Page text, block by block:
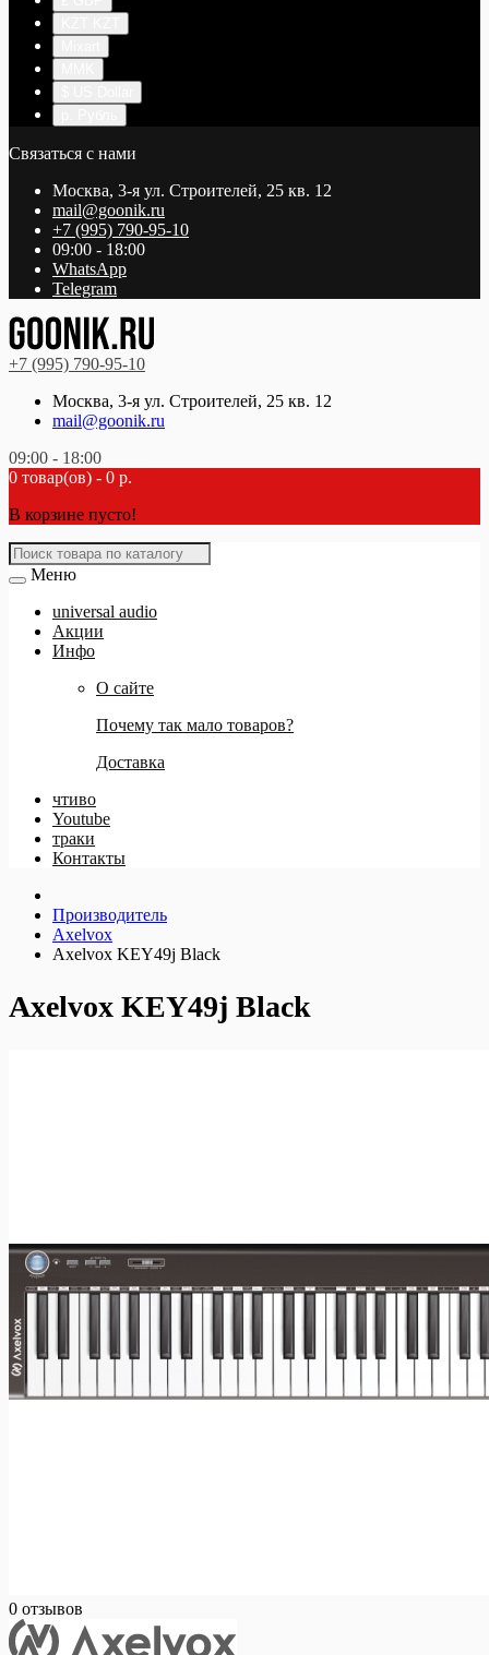
Связаться с нами
Москва, 3-я ул. Строителей, 25 кв. 12
mail@goonik.ru
+7 (995) 790-95-10
09:00 - 18:00
WhatsApp
Telegram
+7 (995) 790-95-10
Москва, 3-я ул. Строителей, 25 кв. 12
mail@goonik.ru
09:00 - 18:00
0 товар(ов) - 0 р.
В корзине пусто!
Меню
universal audio
Акции
Инфо
О сайте
Почему так мало товаров?
Доставка
чтиво
Youtube
траки
Контакты
Производитель
Axelvox
Axelvox KEY49j Black
Axelvox KEY49j Black
0 отзывов